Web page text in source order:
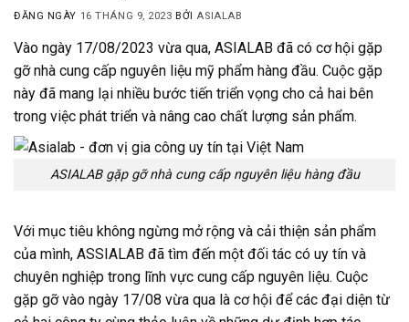
ĐĂNG NGÀY 16 THÁNG 9, 2023 BỞIASIALAB
Vào ngày 17/08/2023 vừa qua, ASIALAB đã có cơ hội gặp
gỡ nhà cung cấp nguyên liệu mỹ phẩm hàng đầu. Cuộc gặp
này đã mang lại nhiều bước tiến triển vọng cho cả hai bên
trong việc phát triển và nâng cao chất lượng sản phẩm.
ASIALAB gặp gỡ nhà cung cấp nguyên liệu hàng đầu
Với mục tiêu không ngừng mở rộng và cải thiện sản phẩm
của mình, ASSIALAB đã tìm đến một đối tác có uy tín và
chuyên nghiệp trong lĩnh vực cung cấp nguyên liệu. Cuộc
gặp gỡ vào ngày 17/08 vừa qua là cơ hội để các đại diện từ